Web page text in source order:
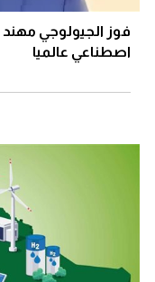
فوز الجيولوجي
اصطناعي عالميا